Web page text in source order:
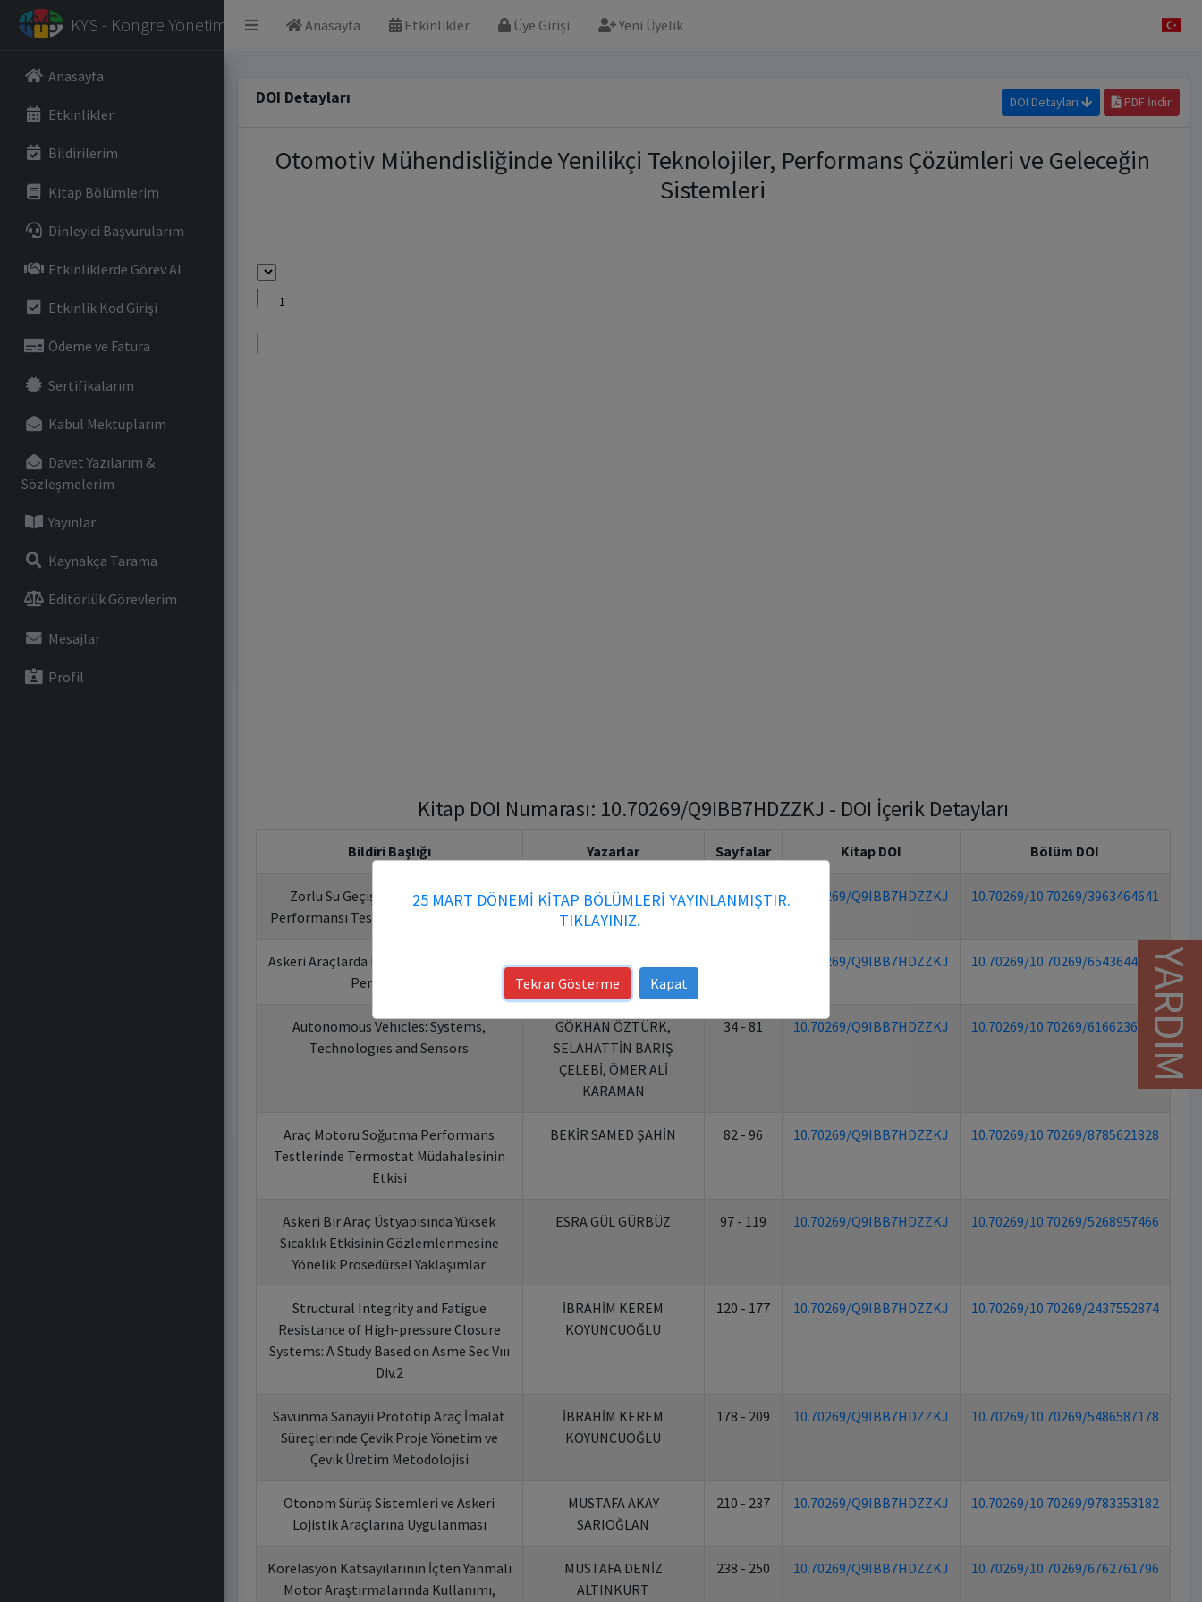
Anasayfa Etkinlikler Üye Girişi Yeni Üyelik
KYS - Kongre Yönetim Sistemi
Anasayfa
Etkinlikler
Bildirilerim
Kitap Bölümlerim
Dinleyici Başvurularım
Etkinliklerde Görev Al
Etkinlik Kod Girişi
Ödeme ve Fatura
Sertifikalarım
Kabul Mektuplarım
Davet Yazılarım &
Sözleşmelerim
Yayınlar
Kaynakça Tarama
Editörlük Görevlerim
Mesajlar
Profil
DOI Detayları DOI Detayları PDF İndir
Otomotiv Mühendisliğinde Yenilikçi Teknolojiler, Performans Çözümleri ve Geleceğin
Sistemleri
Kitap DOI Numarası: 10.70269/Q9IBB7HDZZKJ - DOI İçerik Detayları
Bildiri Başlığı Yazarlar Sayfalar Kitap DOI Bölüm DOI
Zorlu Su Geçişlerinde Askeri Araç
Performansı Testi ve Teknik Çözümleri
YUNUS AYAZSEVEN 5 - 17 10.70269/Q9IBB7HDZZKJ 10.70269/10.70269/3963464641
Askeri Araçlarda Runflat ve Ctıs Sistemi
Performansı
YUNUS AYAZSEVEN 10.70269/Q9IBB7HDZZKJ 10.70269/10.70269/6543644598
Autonomous Vehıcles: Systems,
Technologıes and Sensors
GÖKHAN ÖZTÜRK,
SELAHATTİN BARIŞ
ÇELEBİ, ÖMER ALİ
KARAMAN
34 - 81 10.70269/Q9IBB7HDZZKJ 10.70269/10.70269/6166236563
Araç Motoru Soğutma Performans
Testlerinde Termostat Müdahalesinin
Etkisi
BEKİR SAMED ŞAHİN 82 - 96 10.70269/Q9IBB7HDZZKJ 10.70269/10.70269/8785621828
Askeri Bir Araç Üstyapısında Yüksek
Sıcaklık Etkisinin Gözlemlenmesine
Yönelik Prosedürsel Yaklaşımlar
ESRA GÜL GÜRBÜZ 97 - 119 10.70269/Q9IBB7HDZZKJ 10.70269/10.70269/5268957466
Structural Integrity and Fatigue
Resistance of High-pressure Closure
Systems: A Study Based on Asme Sec Vııı
Div.2
İBRAHİM KEREM
KOYUNCUOĞLU
120 - 177 10.70269/Q9IBB7HDZZKJ 10.70269/10.70269/2437552874
Savunma Sanayii Prototip Araç İmalat
Süreçlerinde Çevik Proje Yönetim ve
Çevik Üretim Metodolojisi
İBRAHİM KEREM
KOYUNCUOĞLU
178 - 209 10.70269/Q9IBB7HDZZKJ 10.70269/10.70269/5486587178
Otonom Sürüş Sistemleri ve Askeri
Lojistik Araçlarına Uygulanması
MUSTAFA AKAY
SARIOĞLAN
210 - 237 10.70269/Q9IBB7HDZZKJ 10.70269/10.70269/9783353182
Korelasyon Katsayılarının İçten Yanmalı
Motor Araştırmalarında Kullanımı,
MUSTAFA DENİZ
ALTINKURT
238 - 250 10.70269/Q9IBB7HDZZKJ 10.70269/10.70269/6762761796
YARDIM
25 MART DÖNEMİ KİTAP BÖLÜMLERİ YAYINLANMIŞTIR.
TIKLAYINIZ.
Tekrar Gösterme Kapat